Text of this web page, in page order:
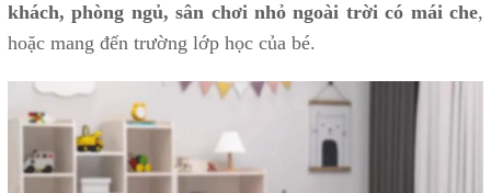
khách, phòng ngủ, sân chơi nhỏ ngoài trời có mái che,
hoặc mang đến trường lớp học của bé.